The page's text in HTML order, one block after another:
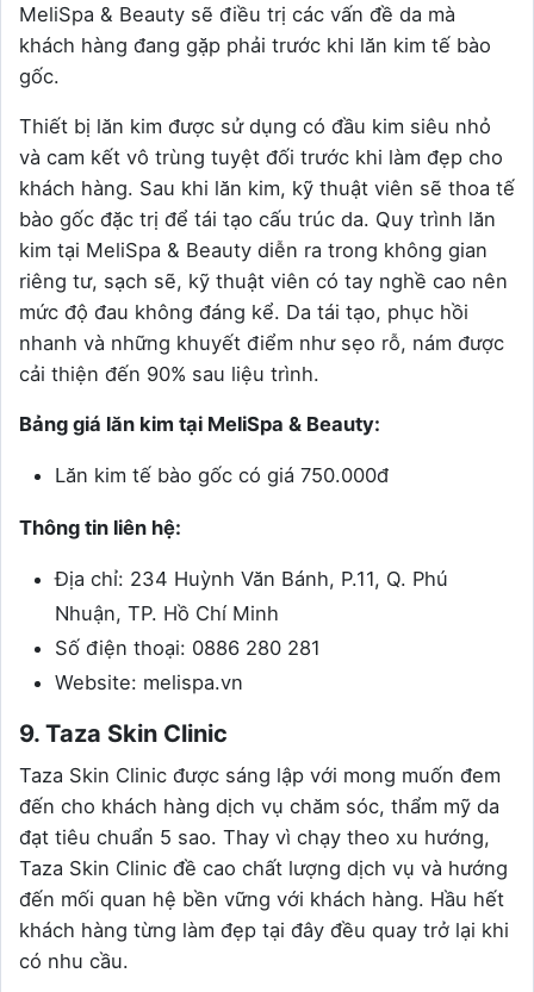
MeliSpa & Beauty sẽ điều trị các vấn đề da mà
khách hàng đang gặp phải trước khi lăn kim tế bào
gốc.
Thiết bị lăn kim được sử dụng có đầu kim siêu nhỏ
và cam kết vô trùng tuyệt đối trước khi làm đẹp cho
khách hàng. Sau khi lăn kim, kỹ thuật viên sẽ thoa tế
bào gốc đặc trị để tái tạo cấu trúc da. Quy trình lăn
kim tại MeliSpa & Beauty diễn ra trong không gian
riêng tư, sạch sẽ, kỹ thuật viên có tay nghề cao nên
mức độ đau không đáng kể. Da tái tạo, phục hồi
nhanh và những khuyết điểm như sẹo rỗ, nám được
cải thiện đến 90% sau liệu trình.
Bảng giá lăn kim tại MeliSpa & Beauty:
Lăn kim tế bào gốc có giá 750.000đ
Thông tin liên hệ:
Địa chỉ: 234 Huỳnh Văn Bánh, P.11, Q. Phú
Nhuận, TP. Hồ Chí Minh
Số điện thoại: 0886 280 281
Website: melispa.vn
9. Taza Skin Clinic
Taza Skin Clinic được sáng lập với mong muốn đem
đến cho khách hàng dịch vụ chăm sóc, thẩm mỹ da
đạt tiêu chuẩn 5 sao. Thay vì chạy theo xu hướng,
Taza Skin Clinic đề cao chất lượng dịch vụ và hướng
đến mối quan hệ bền vững với khách hàng. Hầu hết
khách hàng từng làm đẹp tại đây đều quay trở lại khi
có nhu cầu.